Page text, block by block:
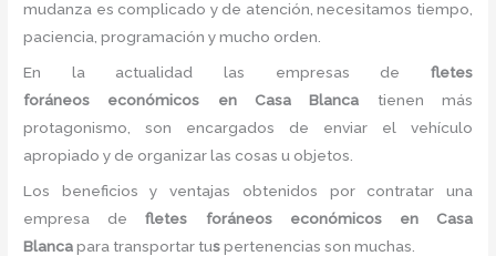
mudanza es complicado y de atención, necesitamos tiempo,
paciencia, programación y mucho orden.
En la actualidad las empresas de fletes
foráneos económicos en Casa Blanca tienen más
protagonismo, son encargados de enviar el vehículo
apropiado y de organizar las cosas u objetos.
Los beneficios y ventajas obtenidos por contratar una
empresa defletes foráneos económicosen Casa
Blancapara transportar tuspertenencias son muchas.